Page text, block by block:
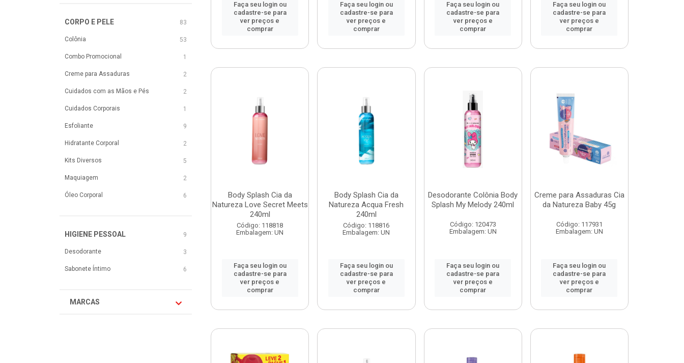
CORPO E PELE 83
Colônia 53
Combo Promocional 1
Creme para Assaduras 2
Cuidados com as Mãos e Pés 2
Cuidados Corporais 1
Esfoliante 9
Hidratante Corporal 2
Kits Diversos 5
Maquiagem 2
Óleo Corporal 6
HIGIENE PESSOAL 9
Desodorante 3
Sabonete Íntimo 6
MARCAS
Faça seu login ou
cadastre-se para
ver preços e
comprar
Faça seu login ou
cadastre-se para
ver preços e
comprar
Faça seu login ou
cadastre-se para
ver preços e
comprar
Faça seu login ou
cadastre-se para
ver preços e
comprar
Body Splash Cia da
Natureza Love Secret Meets
240ml
Código: 118818
Embalagem: UN
Faça seu login ou
cadastre-se para
ver preços e
comprar
Body Splash Cia da
Natureza Acqua Fresh
240ml
Código: 118816
Embalagem: UN
Faça seu login ou
cadastre-se para
ver preços e
comprar
Desodorante Colônia Body
Splash My Melody 240ml
Código: 120473
Embalagem: UN
Faça seu login ou
cadastre-se para
ver preços e
comprar
Creme para Assaduras Cia
da Natureza Baby 45g
Código: 117931
Embalagem: UN
Faça seu login ou
cadastre-se para
ver preços e
comprar